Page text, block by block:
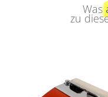
Was
zu